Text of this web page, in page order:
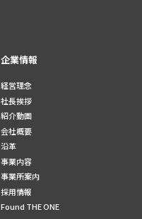
企業情報
経営理念
社長挨拶
紹介動画
会社概要
沿革
事業内容
事業所案内
採用情報
Found THE ONE